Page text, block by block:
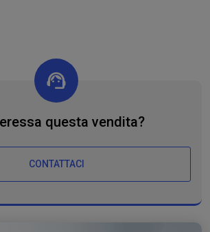
questa vendita?
CONTATTACI